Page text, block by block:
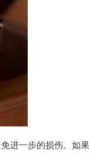
进一步的损伤。如